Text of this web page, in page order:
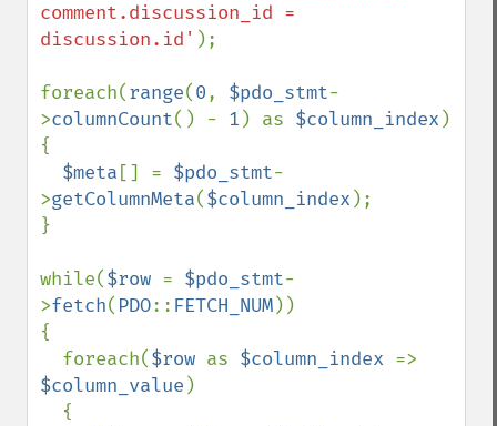
comment.discussion_id =
discussion.id' );
foreach(range(0, $pdo_stmt-
>columnCount() - 1 ) as $column_index )
{
$meta [] = $pdo_stmt-
>getColumnMeta($column_index );
}
while($row = $pdo_stmt-
>fetch( PDO:: FETCH_NUM))
{
  foreach(
$row as $column_index
$column_value )